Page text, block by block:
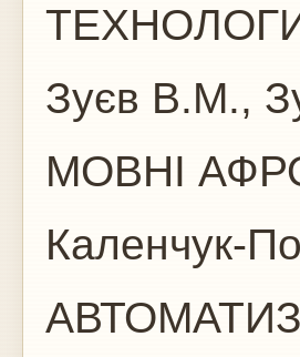
Зуєв В.М.,
МОВНІ
Каленчук-